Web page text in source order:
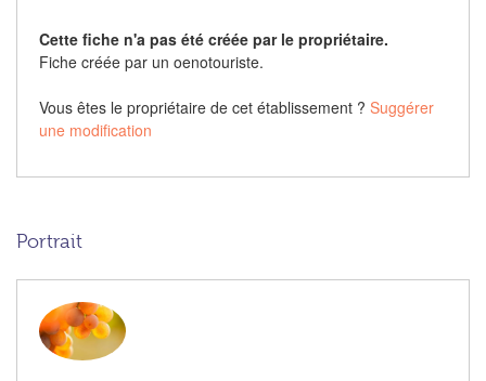
Cette fiche n'a pas été créée par le propriétaire.
Fiche créée par un oenotouriste.
Vous êtes le propriétaire de cet établissement ? Suggérer
une modification
Portrait